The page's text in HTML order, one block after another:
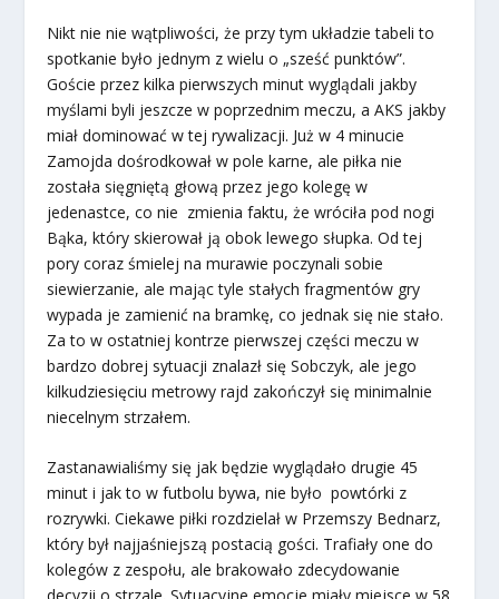
Nikt nie nie wątpliwości, że przy tym układzie tabeli to
spotkanie było jednym z wielu o „sześć punktów”.
Goście przez kilka pierwszych minut wyglądali jakby
myślami byli jeszcze w poprzednim meczu, a AKS jakby
miał dominować w tej rywalizacji. Już w 4 minucie
Zamojda dośrodkował w pole karne, ale piłka nie
została sięgniętą głową przez jego kolegę w
jedenastce, co nie zmienia faktu, że wróciła pod nogi
Bąka, który skierował ją obok lewego słupka. Od tej
pory coraz śmielej na murawie poczynali sobie
siewierzanie, ale mając tyle stałych fragmentów gry
wypada je zamienić na bramkę, co jednak się nie stało.
Za to w ostatniej kontrze pierwszej części meczu w
bardzo dobrej sytuacji znalazł się Sobczyk, ale jego
kilkudziesięciu metrowy rajd zakończył się minimalnie
niecelnym strzałem.
Zastanawialiśmy się jak będzie wyglądało drugie 45
minut i jak to w futbolu bywa, nie było powtórki z
rozrywki. Ciekawe piłki rozdzielał w Przemszy Bednarz,
który był najjaśniejszą postacią gości. Trafiały one do
kolegów z zespołu, ale brakowało zdecydowanie